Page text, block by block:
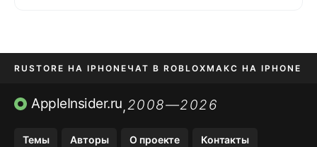
RUSTORE НА IPHONE ЧАТ В ROBLOXМАКС НА IPHONE
AVITO НА IPHONEВТБ ОНЛАЙН TIKTOK НА IPHONE
AppleInsider.ru,2008—2026
Темы Авторы О проекте Контакты